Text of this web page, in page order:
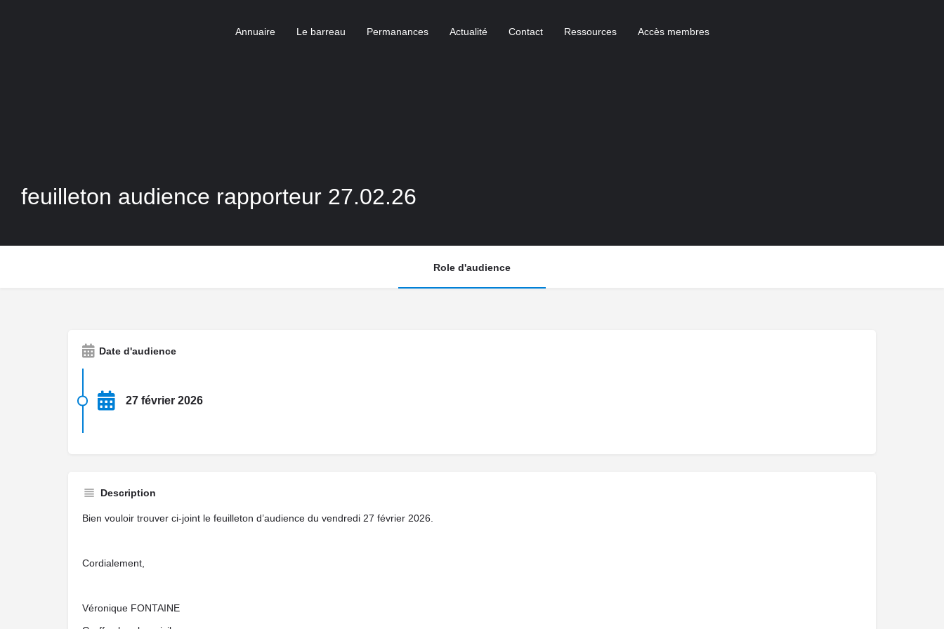
Annuaire Le barreau Permanances Actualité Contact Ressources Accès membres
feuilleton audience rapporteur 27.02.26
Role d'audience
Date d'audience
27 février 2026
Description
Bien vouloir trouver ci-joint le feuilleton d’audience du vendredi 27 février 2026.
Cordialement,
Véronique FONTAINE